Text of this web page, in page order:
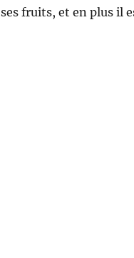
ses fruits, et en plus il